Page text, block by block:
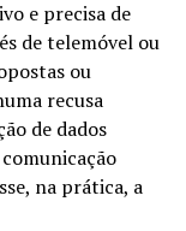
e precisa de
de telemóvel ou
ou
recusa
de dados
na prática, a